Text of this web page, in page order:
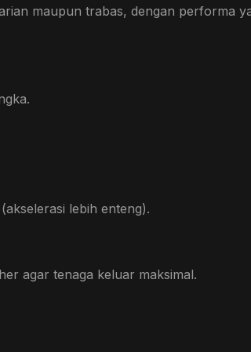
maupun trabas, dengan performa
lebih enteng).
agar tenaga keluar maksimal.